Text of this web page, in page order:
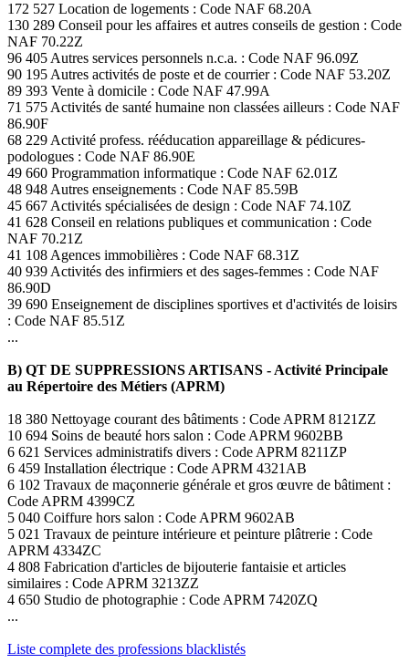
172 527 Location de logements : Code NAF 68.20A
130 289 Conseil pour les affaires et autres conseils de gestion : Code
NAF 70.22Z
96 405 Autres services personnels n.c.a. : Code NAF 96.09Z
90 195 Autres activités de poste et de courrier : Code NAF 53.20Z
89 393 Vente à domicile : Code NAF 47.99A
71 575 Activités de santé humaine non classées ailleurs : Code NAF
86.90F
68 229 Activité profess. rééducation appareillage & pédicures-
podologues : Code NAF 86.90E
49 660 Programmation informatique : Code NAF 62.01Z
48 948 Autres enseignements : Code NAF 85.59B
45 667 Activités spécialisées de design : Code NAF 74.10Z
41 628 Conseil en relations publiques et communication : Code
NAF 70.21Z
41 108 Agences immobilières : Code NAF 68.31Z
40 939 Activités des infirmiers et des sages-femmes : Code NAF
86.90D
39 690 Enseignement de disciplines sportives et d'activités de loisirs
: Code NAF 85.51Z
...
B) QT DE SUPPRESSIONS ARTISANS - Activité Principale
au Répertoire des Métiers (APRM)
18 380 Nettoyage courant des bâtiments : Code APRM 8121ZZ
10 694 Soins de beauté hors salon : Code APRM 9602BB
6 621 Services administratifs divers : Code APRM 8211ZP
6 459 Installation électrique : Code APRM 4321AB
6 102 Travaux de maçonnerie générale et gros œuvre de bâtiment :
Code APRM 4399CZ
5 040 Coiffure hors salon : Code APRM 9602AB
5 021 Travaux de peinture intérieure et peinture plâtrerie : Code
APRM 4334ZC
4 808 Fabrication d'articles de bijouterie fantaisie et articles
similaires : Code APRM 3213ZZ
4 650 Studio de photographie : Code APRM 7420ZQ
...
Liste complete des professions blacklistés